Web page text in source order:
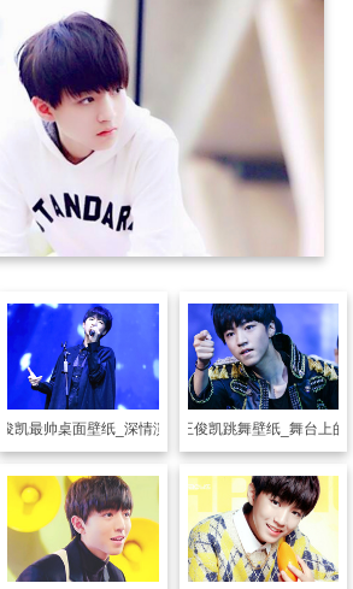
俊凯
俊凯最帅桌面壁纸_深情演唱的王俊凯
明星图片 王俊凯跳舞壁纸_舞台上的